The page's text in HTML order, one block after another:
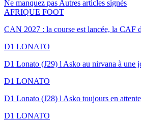
Ne manquez pas Autres articles signés
AFRIQUE FOOT
CAN 2027 : la course est lancée, la CAF
D1 LONATO
D1 Lonato (J29) l Asko au nirvana à une
D1 LONATO
D1 Lonato (J28) l Asko toujours en
D1 LONATO